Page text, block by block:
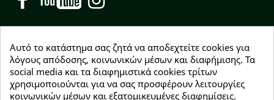
NEWSLETTER
Εγγραφείτε δωρεάν και θα είστε οι πρώτοι που θα
Αυτό το κατάστημα σας ζητά να αποδεχτείτε cookies για
λόγους απόδοσης, κοινωνικών μέσων και διαφήμισης. Τα
social media και τα διαφημιστικά cookies τρίτων
χρησιμοποιούνται για να σας προσφέρουν λειτουργίες
κοινωνικών μέσων και εξατομικευμένες διαφημίσεις.